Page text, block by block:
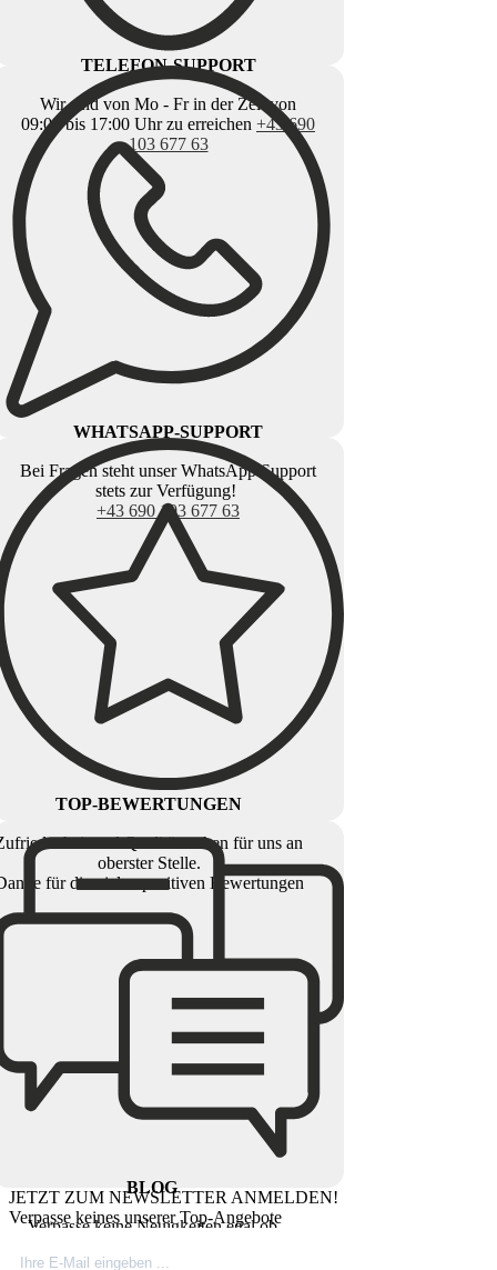
TELEFON-SUPPORT
Wir sind von Mo - Fr in der Zeit von
09:00 bis 17:00 Uhr zu erreichen +43 690
103 677 63
WHATSAPP-SUPPORT
Bei Fragen steht unser WhatsApp Support
stets zur Verfügung!
+43 690 103 677 63
TOP-BEWERTUNGEN
und Qualität stehen für uns an
oberster Stelle.
für die vielen positiven Bewertungen
BLOG
Verpasse keine Neuigkeiten egal ob
Firmeninfos. Besuche unseren Blog.
JETZT ZUM NEWSLETTER ANMELDEN!
Verpasse keines unserer Top-Angebote